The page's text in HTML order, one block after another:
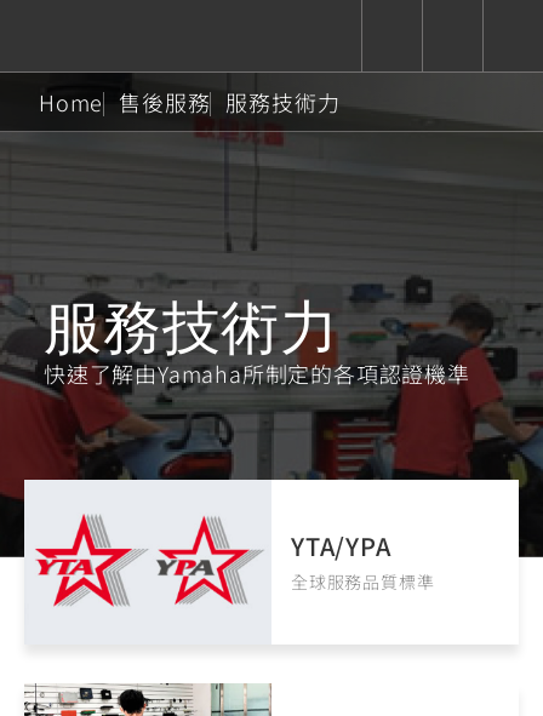
依風格
Naked
YZF-R9
550+
YZF-R7
YZF-R3
251~549
YZF-R15
MT-
09
Y-
AMT
550+
MT-
09
550+
MT-
07
Y-
07
550+
XSR
700
550+
XSR
依風格
Fashion
TMAX
550+
XMAX
251~549
NMAX
150
AUGUR
CYGNUS
XR
150
CYGNUS
125
150
Limi
125
Vinoora
BW'S
125
PW50
50
AXIS
Z /
Zii
125
CUXiE
追蹤愛車
我的愛車 瀏覽紀錄
Home 售後服務 服務技術力
服務技術力
快速了解由Yamaha所制定的各項認證機準
YTA/YPA
全球服務品質標準